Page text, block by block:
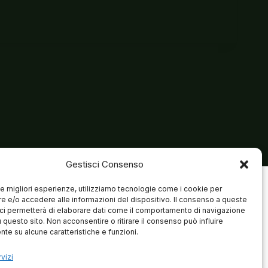
Gestisci Consenso
migliori esperienze, utilizziamo tecnologie come i cookie per
e/o accedere alle informazioni del dispositivo. Il consenso a queste
permetterà di elaborare dati come il comportamento di navigazione
questo sito. Non acconsentire o ritirare il consenso può influire
su alcune caratteristiche e funzioni.